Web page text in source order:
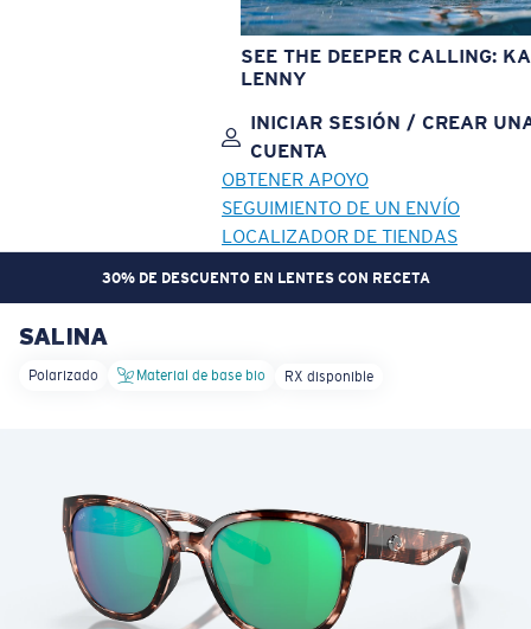
SEE THE DEEPER CALLING:
LENNY
INICIAR SESIÓN / CREAR
CUENTA
OBTENER APOYO
SEGUIMIENTO DE UN ENVÍO
LOCALIZADOR DE TIENDAS
30% DE DESCUENTO EN LENTES CON RECETA
OBJETIVO ACTUALIZADO
Precio: Sin cargo
Cantidad:
SALINA
Polarizado Material de base bio RX disponible